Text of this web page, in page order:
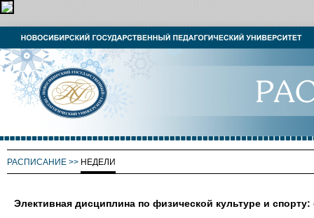
РАСПИСАНИЕ >> НЕДЕЛИ
Элективная дисциплина по физической культуре и